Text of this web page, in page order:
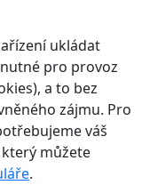
ukládat
pro provoz
a to bez
zájmu. Pro
váš
který můžete
.